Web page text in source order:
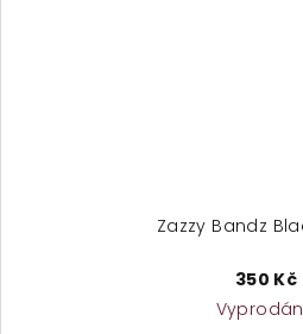
Zazzy Bandz
350 Kč